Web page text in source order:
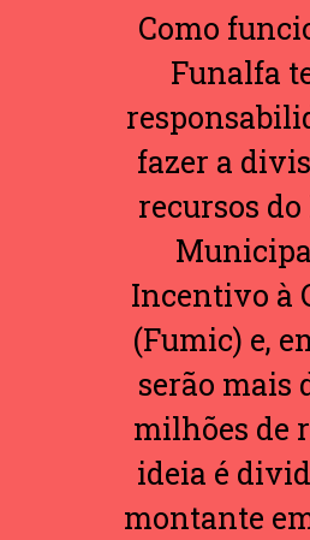
Como
Funalfa
fazer a
recursos
Incentivo à
(Fumic) e,
serão mais
milhões de
ideia é
montante